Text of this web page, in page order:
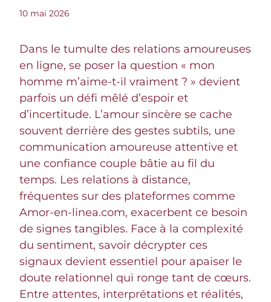
10 mai 2026
Dans le tumulte des relations amoureuses
en ligne, se poser la question « mon
homme m’aime-t-il vraiment ? » devient
parfois un défi mêlé d’espoir et
d’incertitude. L’amour sincère se cache
souvent derrière des gestes subtils, une
communication amoureuse attentive et
une confiance couple bâtie au fil du
temps. Les relations à distance,
fréquentes sur des plateformes comme
Amor-en-linea.com, exacerbent ce besoin
de signes tangibles. Face à la complexité
du sentiment, savoir décrypter ces
signaux devient essentiel pour apaiser le
doute relationnel qui ronge tant de cœurs.
Entre attentes, interprétations et réalités,